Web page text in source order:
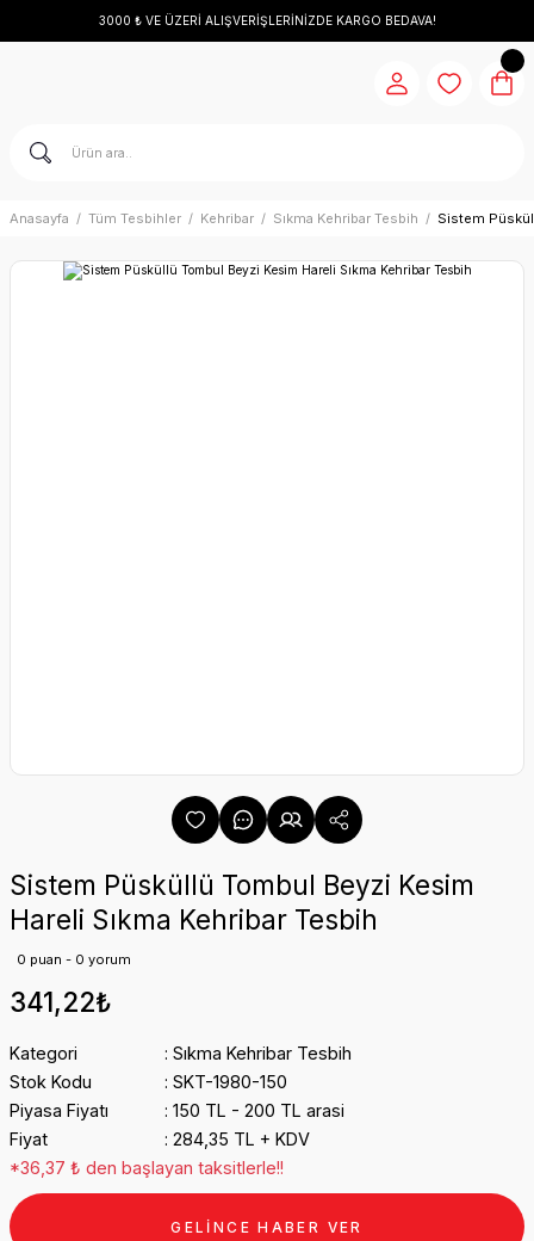
3000 ₺ VE ÜZERİ ALIŞVERİŞLERİNİZDE KARGO BEDAVA!
Anasayfa Tüm Tesbihler Kehribar Sıkma Kehribar Tesbih Sistem
Sistem Püsküllü Tombul Beyzi Kesim
Hareli Sıkma Kehribar Tesbih
0 puan - 0 yorum
341,22₺
Kategori
Sıkma Kehribar Tesbih
Stok Kodu
SKT-1980-150
Piyasa Fiyatı
150 TL - 200 TL arasi
Fiyat
284,35 TL + KDV
*36,37 ₺ den başlayan taksitlerle!!
GELİNCE HABER VER